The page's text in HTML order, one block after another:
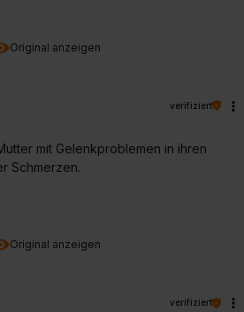
Original anzeigen
Original anzeigen
verifiziert
mit Gelenkproblemen in ihren
Schmerzen.
verifiziert